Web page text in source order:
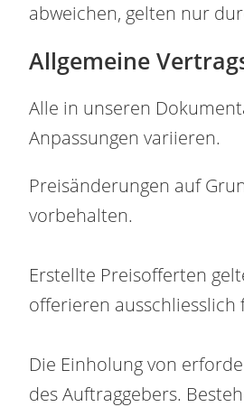
abweichen, gelten nur
Allgemeine
Alle in unseren
Anpassungen variieren.
Preisänderungen auf
vorbehalten.
Erstellte Preisofferten
offerieren
Die Einholung von
des Auftraggebers.